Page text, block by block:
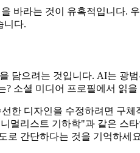
바라는 것이 유혹적입니다. 우
니다.
담으려는 것입니다. AI는 광
소셜 미디어 프로필에서 읽
한 디자인을 수정하려면 구
멀리스트 기하학"과 같은 스
로 간단하다는 것을 기억하세